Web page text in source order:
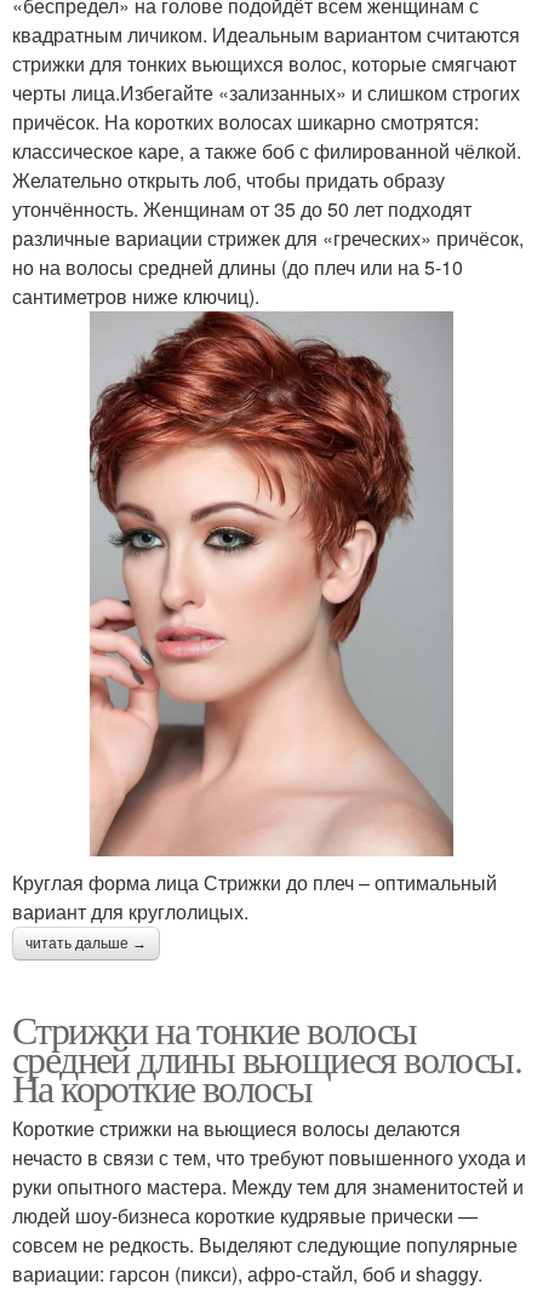
«беспредел» на голове подойдёт всем женщинам с
квадратным личиком. Идеальным вариантом считаются
стрижки для тонких вьющихся волос, которые смягчают
черты лица.Избегайте «зализанных» и слишком строгих
причёсок. На коротких волосах шикарно смотрятся:
классическое каре, а также боб с филированной чёлкой.
Желательно открыть лоб, чтобы придать образу
утончённость. Женщинам от 35 до 50 лет подходят
различные вариации стрижек для «греческих» причёсок,
но на волосы средней длины (до плеч или на 5-10
сантиметров ниже ключиц).
Круглая форма лица Стрижки до плеч – оптимальный
вариант для круглолицых.
читать дальше →
Стрижки на тонкие волосы
средней длины вьющиеся волосы.
На короткие волосы
Короткие стрижки на вьющиеся волосы делаются
нечасто в связи с тем, что требуют повышенного ухода и
руки опытного мастера. Между тем для знаменитостей и
людей шоу-бизнеса короткие кудрявые прически —
совсем не редкость. Выделяют следующие популярные
вариации: гарсон (пикси), афро-стайл, боб и shaggy.